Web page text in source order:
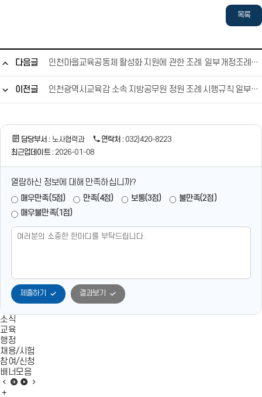
인
천
광
역
시
구
칙
예
고
인
천
광
역
시
칙
목록
다음글 인천마을교육공동체 활성화 지원에 관한 조례 일부개정조례안 입법예고
이전글 인천광역시교육감 소속 지방공무원 정원 조례 시행규칙 일부개정규칙안
담당부서 : 노사협력과 연락처 : 032)420-8223
최근업데이트 : 2026-01-08
열람하신 정보에 대해 만족하십니까?
매우만족(5점) 만족(4점) 보통(3점)
불만족(2점)
매우불만족(1점)
제출하기 결과보기
소식
교육
행정
채용/시험
참여/신청
배너모음
배 배 배